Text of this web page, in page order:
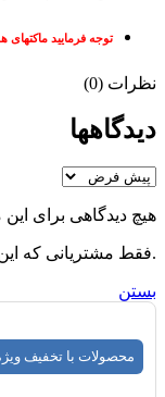
توجه فرمایید
نظرات (0)
دیدگاهها
هیچ دیدگاهی برای
.فقط مشتریانی که
بستن
محصولات با تخفیف